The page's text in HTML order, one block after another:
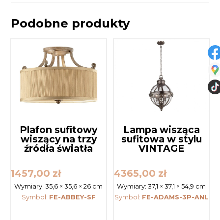
Podobne produkty
Plafon sufitowy
wiszący na trzy
źródła światła
1457,00 zł
Wymiary:35,6 × 35,6 × 26 cm
Symbol: FE-ABBEY-SF
Lampa wisząca
sufitowa w stylu
VINTAGE
4365,00 zł
Wymiary:37,1 × 37,1 × 54,9 cm
Symbol: FE-ADAMS-3P-ANL